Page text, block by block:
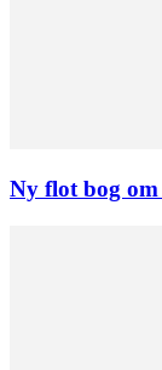
Ny flot bog